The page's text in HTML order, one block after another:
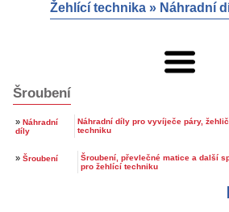
Žehlící technika » Náhradní
Šroubení
» Náhradní
díly
Náhradní díly pro vyvíječe páry,
techniku
» Šroubení
Šroubení, převlečné matice a další
pro žehlící techniku